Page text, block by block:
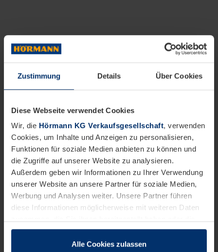
Zustimmung Details Über Cookies
Diese Webseite verwendet Cookies
Wir, die Hörmann KG Verkaufsgesellschaft, verwenden
Cookies, um Inhalte und Anzeigen zu personalisieren,
Funktionen für soziale Medien anbieten zu können und
die Zugriffe auf unserer Website zu analysieren.
Außerdem geben wir Informationen zu Ihrer Verwendung
unserer Website an unsere Partner für soziale Medien,
Werbung und Analysen weiter. Unsere Partner führen
diese Informationen möglicherweise mit weiteren Daten
sie im Rahmen Ihrer Nutzung der Dienste gesammelt
Alle Cookies zulassen